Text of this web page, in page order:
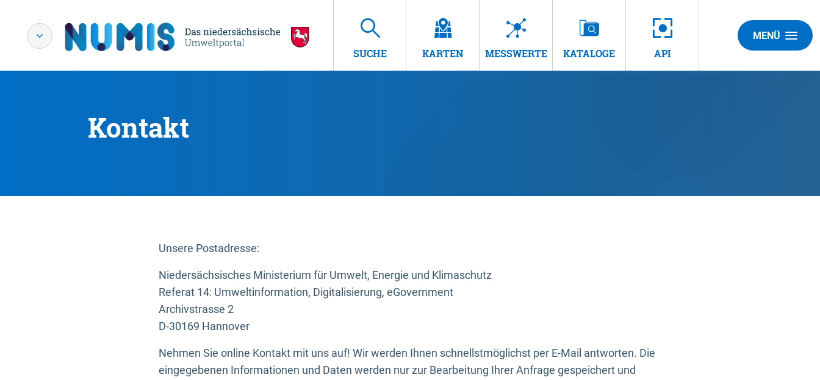
SUCHE KARTEN MESSWERTE KATALOGE API
MENÜ
Kontakt
Unsere Postadresse:
Niedersächsisches Ministerium für Umwelt, Energie und Klimaschutz
Referat 14: Umweltinformation, Digitalisierung, eGovernment
Archivstrasse 2
D-30169 Hannover
Nehmen Sie online Kontakt mit uns auf! Wir werden Ihnen schnellstmöglichst per E-Mail antworten. Die
eingegebenen Informationen und Daten werden nur zur Bearbeitung Ihrer Anfrage gespeichert und